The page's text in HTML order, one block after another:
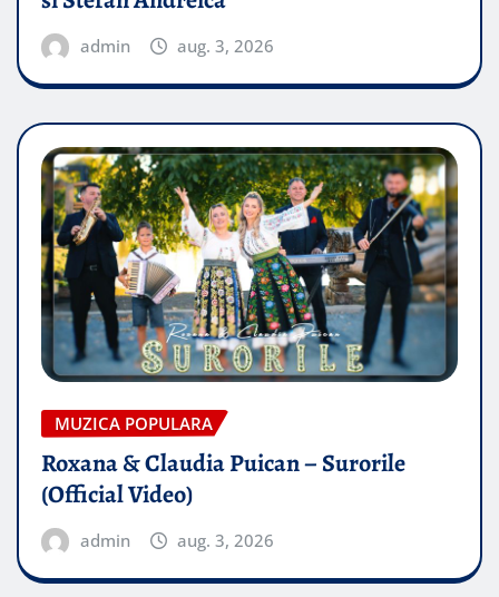
admin aug. 3, 2026
MUZICA POPULARA
Roxana & Claudia Puican – Surorile
(Official Video)
admin aug. 3, 2026